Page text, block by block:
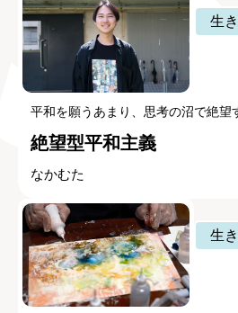
生
平和を願うあまり、思考の沼で絶望
絶望型平和主義
なかむた
生